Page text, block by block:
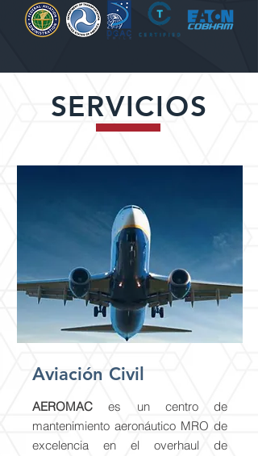
SERVICIOS
Aviación Civil
AEROMACes un centro de
mantenimiento aeronáutico MRO de
excelencia en el overhaul de